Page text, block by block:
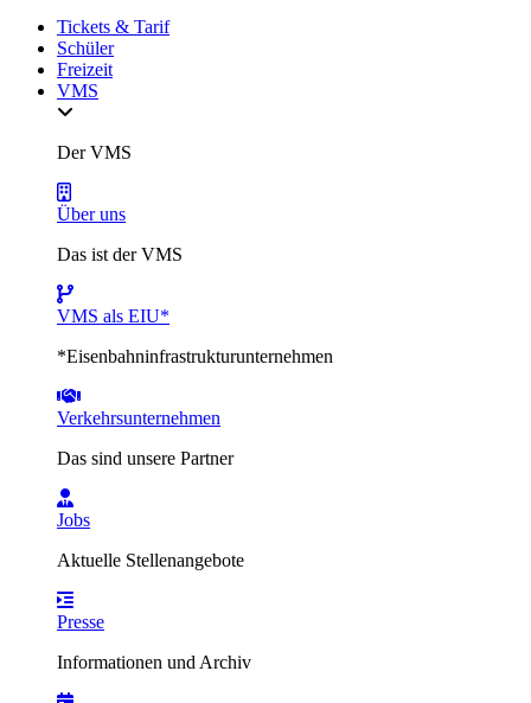
Tickets & Tarif
Schüler
Freizeit
VMS
Der VMS
Über uns
Das ist der VMS
VMS als EIU*
*Eisenbahninfrastrukturunternehmen
Verkehrsunternehmen
Das sind unsere Partner
Jobs
Aktuelle Stellenangebote
Presse
Informationen und Archiv